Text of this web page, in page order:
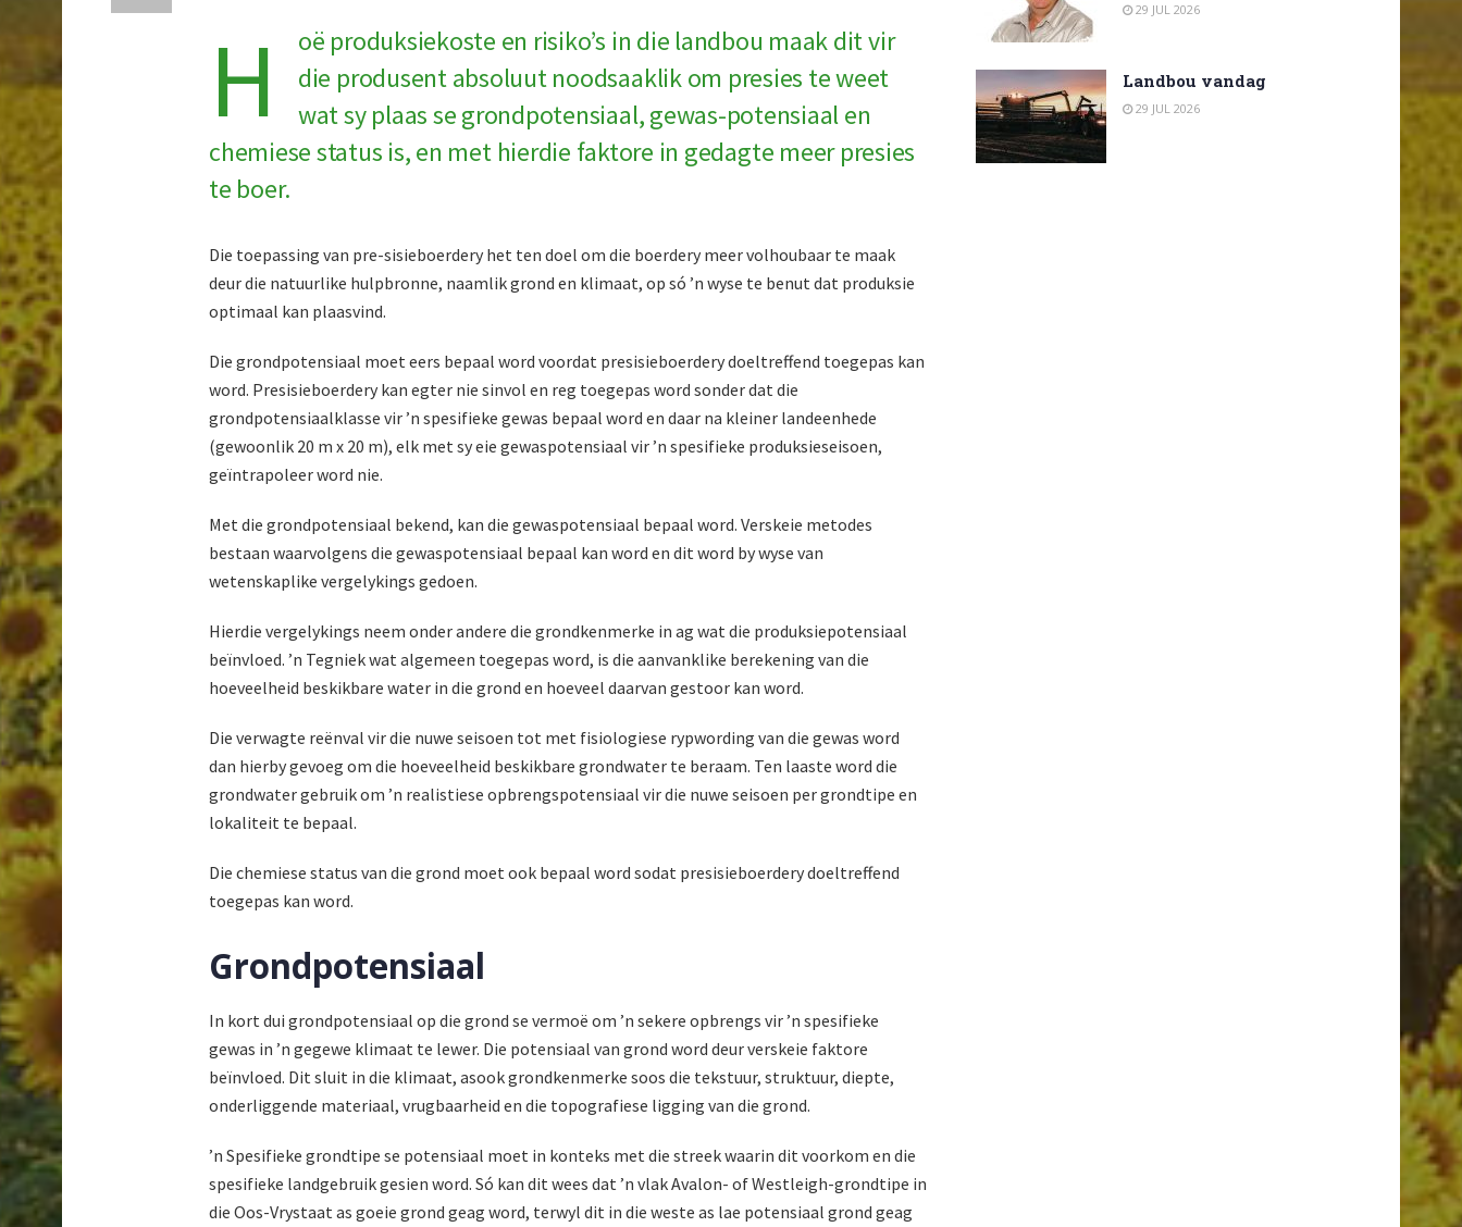
H
oë produksiekoste en risiko’s in die landbou maak dit vir
die produsent absoluut noodsaaklik om presies te weet
wat sy plaas se grondpotensiaal, gewas-potensiaal en
chemiese status is, en met hierdie faktore in gedagte meer presies
te boer.
Die toepassing van pre-sisieboerdery het ten doel om die boerdery meer volhoubaar te maak
deur die natuurlike hulpbronne, naamlik grond en klimaat, op só ’n wyse te benut dat produksie
optimaal kan plaasvind.
Die grondpotensiaal moet eers bepaal word voordat presisieboerdery doeltreffend toegepas kan
word. Presisieboerdery kan egter nie sinvol en reg toegepas word sonder dat die
grondpotensiaalklasse vir ’n spesifieke gewas bepaal word en daar na kleiner landeenhede
(gewoonlik 20 m x 20 m), elk met sy eie gewaspotensiaal vir ’n spesifieke produksieseisoen,
geïntrapoleer word nie.
Met die grondpotensiaal bekend, kan die gewaspotensiaal bepaal word. Verskeie metodes
bestaan waarvolgens die gewaspotensiaal bepaal kan word en dit word by wyse van
wetenskaplike vergelykings gedoen.
Hierdie vergelykings neem onder andere die grondkenmerke in ag wat die produksiepotensiaal
beïnvloed. ’n Tegniek wat algemeen toegepas word, is die aanvanklike berekening van die
hoeveelheid beskikbare water in die grond en hoeveel daarvan gestoor kan word.
Die verwagte reënval vir die nuwe seisoen tot met fisiologiese rypwording van die gewas word
dan hierby gevoeg om die hoeveelheid beskikbare grondwater te beraam. Ten laaste word die
grondwater gebruik om ’n realistiese opbrengspotensiaal vir die nuwe seisoen per grondtipe en
lokaliteit te bepaal.
Die chemiese status van die grond moet ook bepaal word sodat presisieboerdery doeltreffend
toegepas kan word.
Grondpotensiaal
In kort dui grondpotensiaal op die grond se vermoë om ’n sekere opbrengs vir ’n spesifieke
gewas in ’n gegewe klimaat te lewer. Die potensiaal van grond word deur verskeie faktore
beïnvloed. Dit sluit in die klimaat, asook grondkenmerke soos die tekstuur, struktuur, diepte,
onderliggende materiaal, vrugbaarheid en die topografiese ligging van die grond.
’n Spesifieke grondtipe se potensiaal moet in konteks met die streek waarin dit voorkom en die
spesifieke landgebruik gesien word. Só kan dit wees dat ’n vlak Avalon- of Westleigh-grondtipe in
die Oos-Vrystaat as goeie grond geag word, terwyl dit in die weste as lae potensiaal grond geag
29 JUL 2026
Landbou vandag
29 JUL 2026